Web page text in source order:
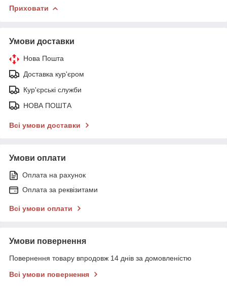
Приховати
Умови доставки
Нова Пошта
Доставка кур'єром
Кур'єрські служби
НОВА ПОШТА
Всі умови доставки
Умови оплати
Оплата на рахунок
Оплата за реквізитами
Всі умови оплати
Умови повернення
Повернення товару впродовж 14 днів за домовленістю
Всі умови повернення